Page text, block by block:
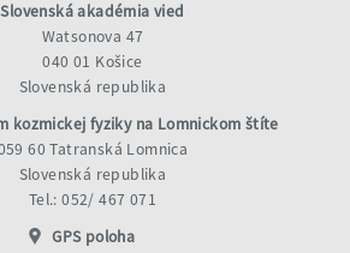
Slovenská akadémia vied
Watsonova 47
040 01 Košice
Slovenská republika
kozmickej fyziky na Lomnickom štíte
60 Tatranská Lomnica
Slovenská republika
Tel.: 052/ 467 071
GPS poloha